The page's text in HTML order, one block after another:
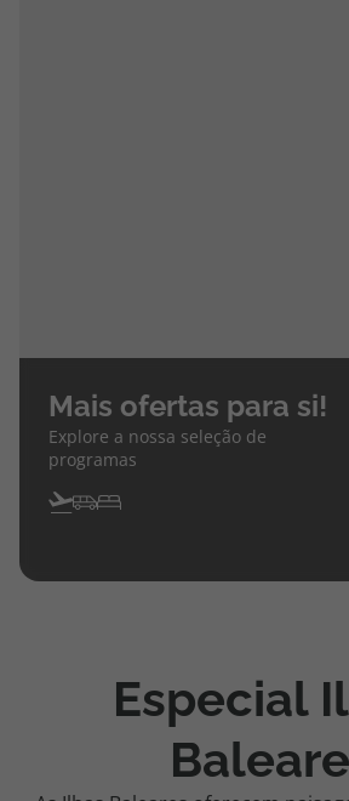
Mais ofertas para si!
Explore a nossa seleção de
programas
Especial